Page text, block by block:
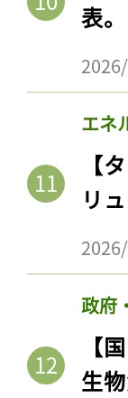
表
エネ
【
リ
政府
【
生